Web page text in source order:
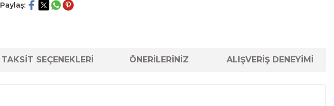
Paylaş:
TAKSİT SEÇENEKLERİ ÖNERİLERİNİZ ALIŞVERİŞ DENEYİMİ